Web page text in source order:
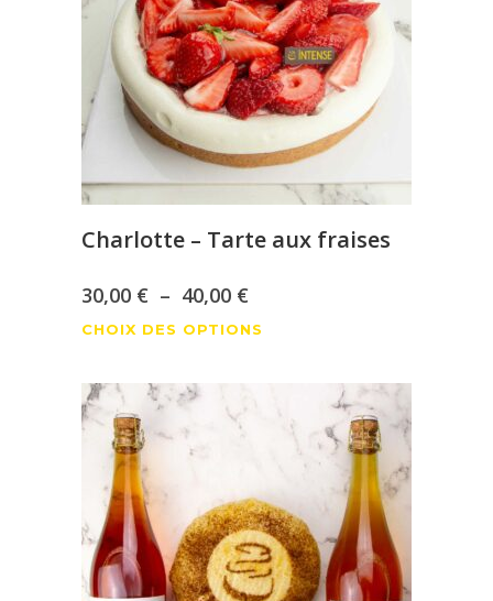
Charlotte – Tarte aux fraises
30,00 € – 40,00 €Plage
de
CHOIX DES OPTIONS
plusieurs
variations.
Les
peuvent
être
choisies